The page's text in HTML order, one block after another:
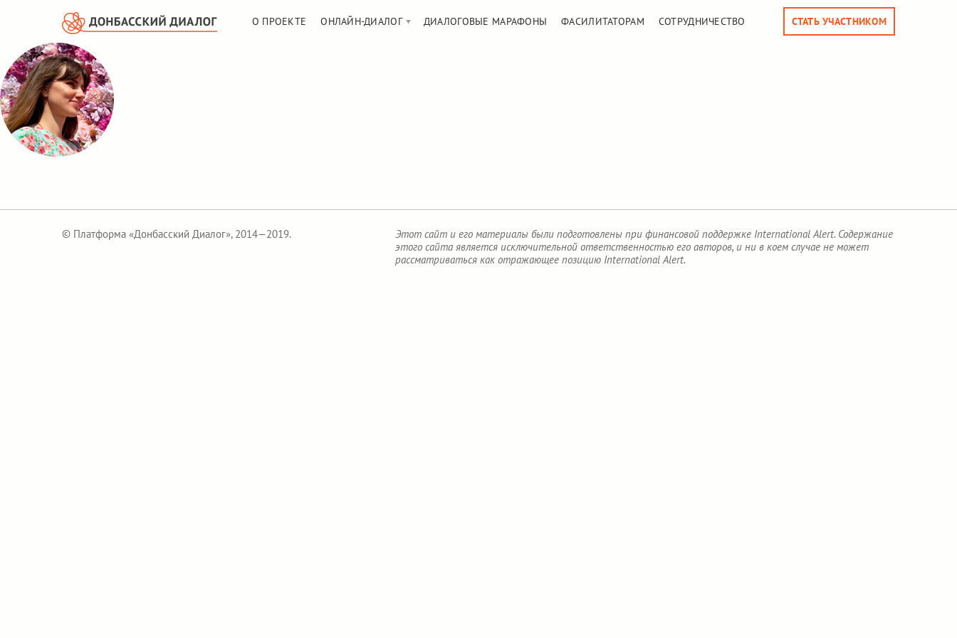
О ПРОЕКТЕ ОНЛАЙН-ДИАЛОГ ДИАЛОГОВЫЕ МАРАФОНЫ ФАСИЛИТАТОРАМ СОТРУДНИЧЕСТВО СТАТЬ УЧАСТНИКОМ
© Платформа «Донбасский Диалог», 2014—2019.
Этот сайт и его материалы были подготовлены при финансовой поддержке International Alert. Содержание
этого сайта является исключительной ответственностью его авторов, и ни в коем случае не может
рассматриваться как отражающее позицию International Alert.